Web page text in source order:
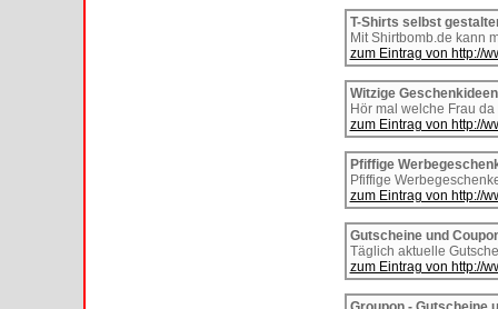
T-Shirts selbst
Mit Shirtbomb.de kann
zum Eintrag von http://
Witzige
Hör mal welche Frau
zum Eintrag von http://
Pfiffige
Pfiffige
zum Eintrag von http://
Gutscheine und
Täglich aktuelle
zum Eintrag von http://